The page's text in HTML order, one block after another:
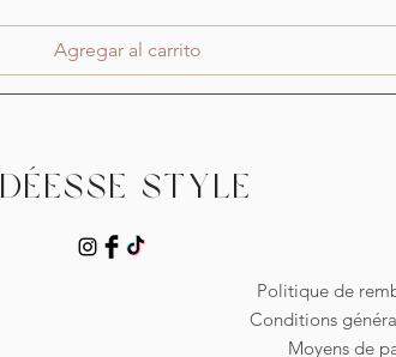
Agregar al carrito
Déesse Style
Politique de
Conditions
Moyens de